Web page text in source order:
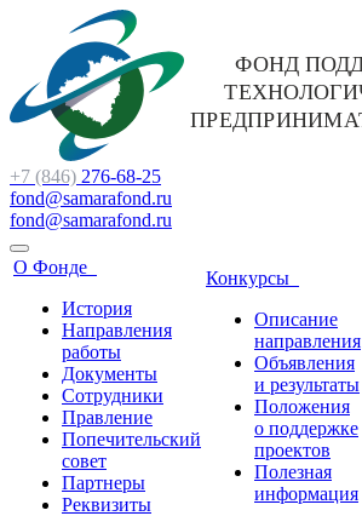
+7 (846) 276-68-25
fond@samarafond.ru
fond@samarafond.ru
О Фонде
История
Направления
работы
Документы
Сотрудники
Правление
Попечительский
совет
Партнеры
Реквизиты
Конкурсы
Описание
направления
Объявления
и результаты
Положения
о поддержке
проектов
Полезная
информация